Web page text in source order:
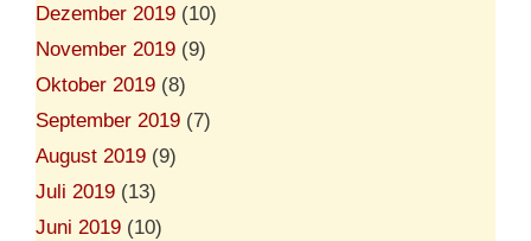
Dezember 2019 (10)
November 2019 (9)
Oktober 2019 (8)
September 2019 (7)
August 2019 (9)
Juli 2019 (13)
Juni 2019 (10)